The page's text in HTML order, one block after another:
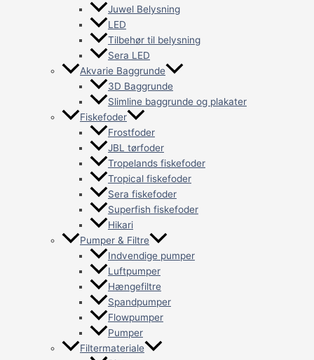
Juwel Belysning
LED
Tilbehør til belysning
Sera LED
Akvarie Baggrunde
3D Baggrunde
Slimline baggrunde og plakater
Fiskefoder
Frostfoder
JBL tørfoder
Tropelands fiskefoder
Tropical fiskefoder
Sera fiskefoder
Superfish fiskefoder
Hikari
Pumper & Filtre
Indvendige pumper
Luftpumper
Hængefiltre
Spandpumper
Flowpumper
Pumper
Filtermateriale